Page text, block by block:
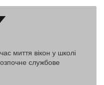
миття вікон у школі
службове